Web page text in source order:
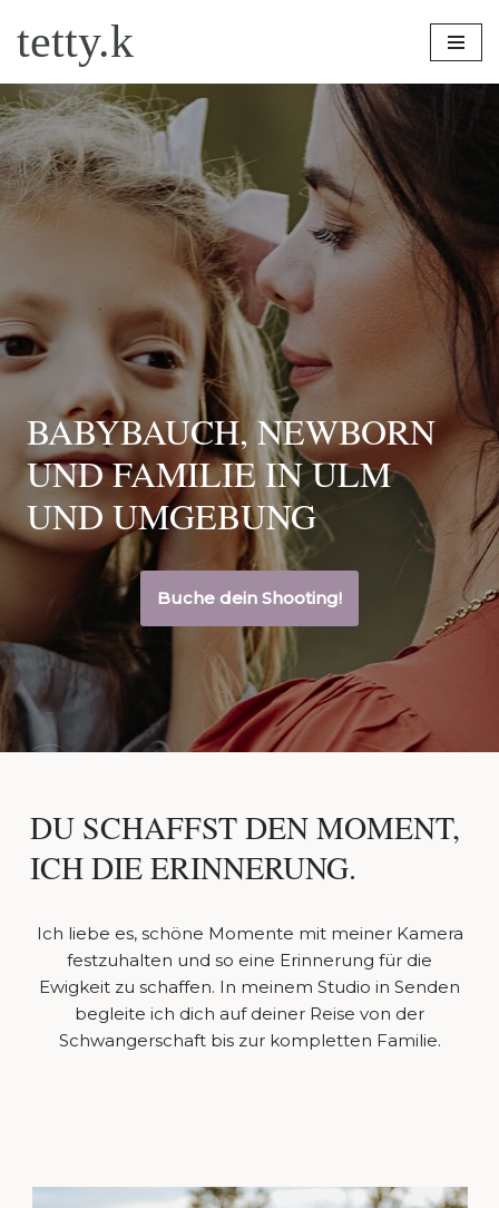
Zum
Inhalt
springen
tetty.k
BABYBAUCH, NEWBORN
UND FAMILIE IN ULM
UND UMGEBUNG
Buche dein Shooting!
DU SCHAFFST DEN MOMENT,
ICH DIE ERINNERUNG.
Ich liebe es, schöne Momente mit meiner Kamera
festzuhalten und so eine Erinnerung für die
Ewigkeit zu schaffen. In meinem Studio in Senden
begleite ich dich auf deiner Reise von der
Schwangerschaft bis zur kompletten Familie.